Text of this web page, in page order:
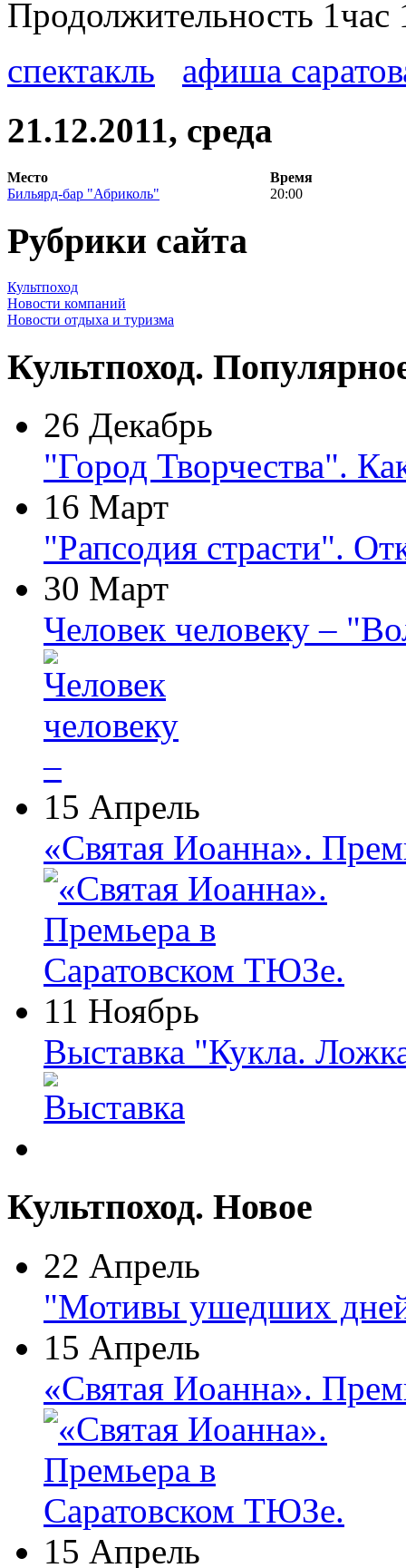
Продолжительность 1час
спектакль
афиша
21.12.2011, среда
Место
Время
Бильярд-бар "Абриколь"
20:00
Рубрики сайта
Культпоход
Новости компаний
Новости отдыха и туризма
Культпоход.
26 Декабрь
"Город Творчества".
16 Март
"Рапсодия страсти".
30 Март
Человек человеку –
15 Апрель
«Святая Иоанна».
11 Ноябрь
Выставка "Кукла.
Культпоход. Новое
22 Апрель
"Мотивы ушедших
15 Апрель
«Святая Иоанна».
15 Апрель